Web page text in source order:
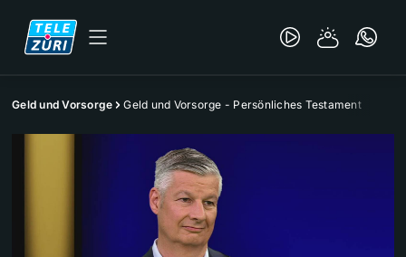
Geld und Vorsorge Geld und Vorsorge - Persönliches Testament